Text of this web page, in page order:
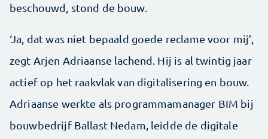
beschouwd, stond de bouw.
‘Ja, dat was niet bepaald goede reclame voor mij’,
zegt Arjen Adriaanse lachend. Hij is al twintig jaar
actief op het raakvlak van digitalisering en bouw.
Adriaanse werkte als programmamanager BIM bij
bouwbedrijf Ballast Nedam, leidde de digitale